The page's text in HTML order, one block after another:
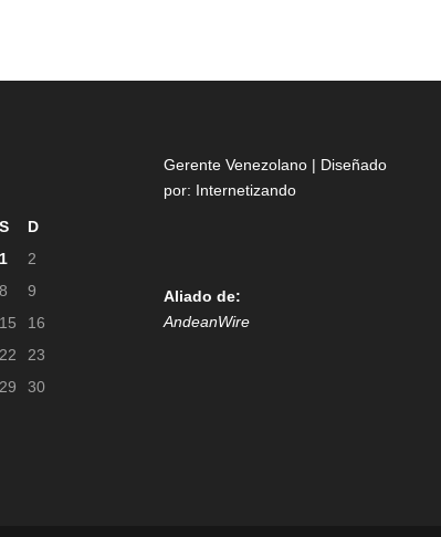
S
D
1
2
8
9
15
16
22
23
29
30
Gerente Venezolano | Diseñado
por: Internetizando
Aliado de:
AndeanWire